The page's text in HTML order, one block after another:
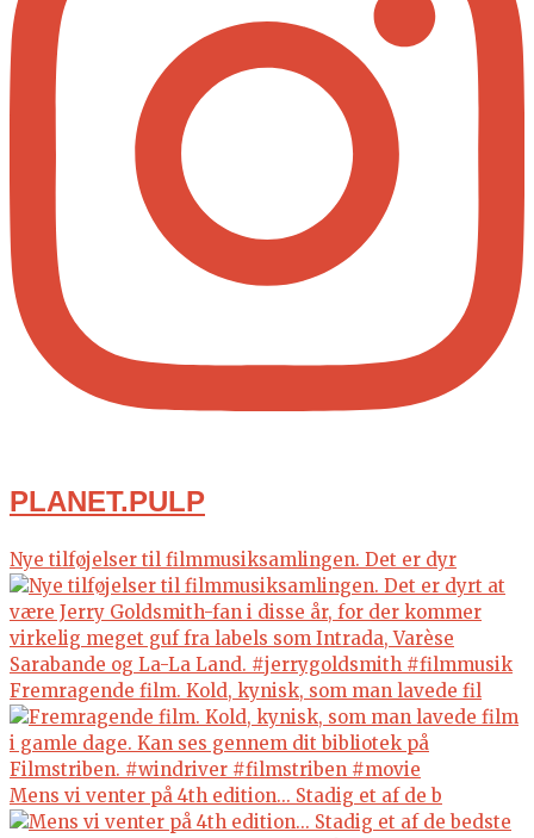
PLANET.PULP
Nye tilføjelser til filmmusiksamlingen. Det er dyr
Fremragende film. Kold, kynisk, som man lavede fil
Mens vi venter på 4th edition... Stadig et af de b